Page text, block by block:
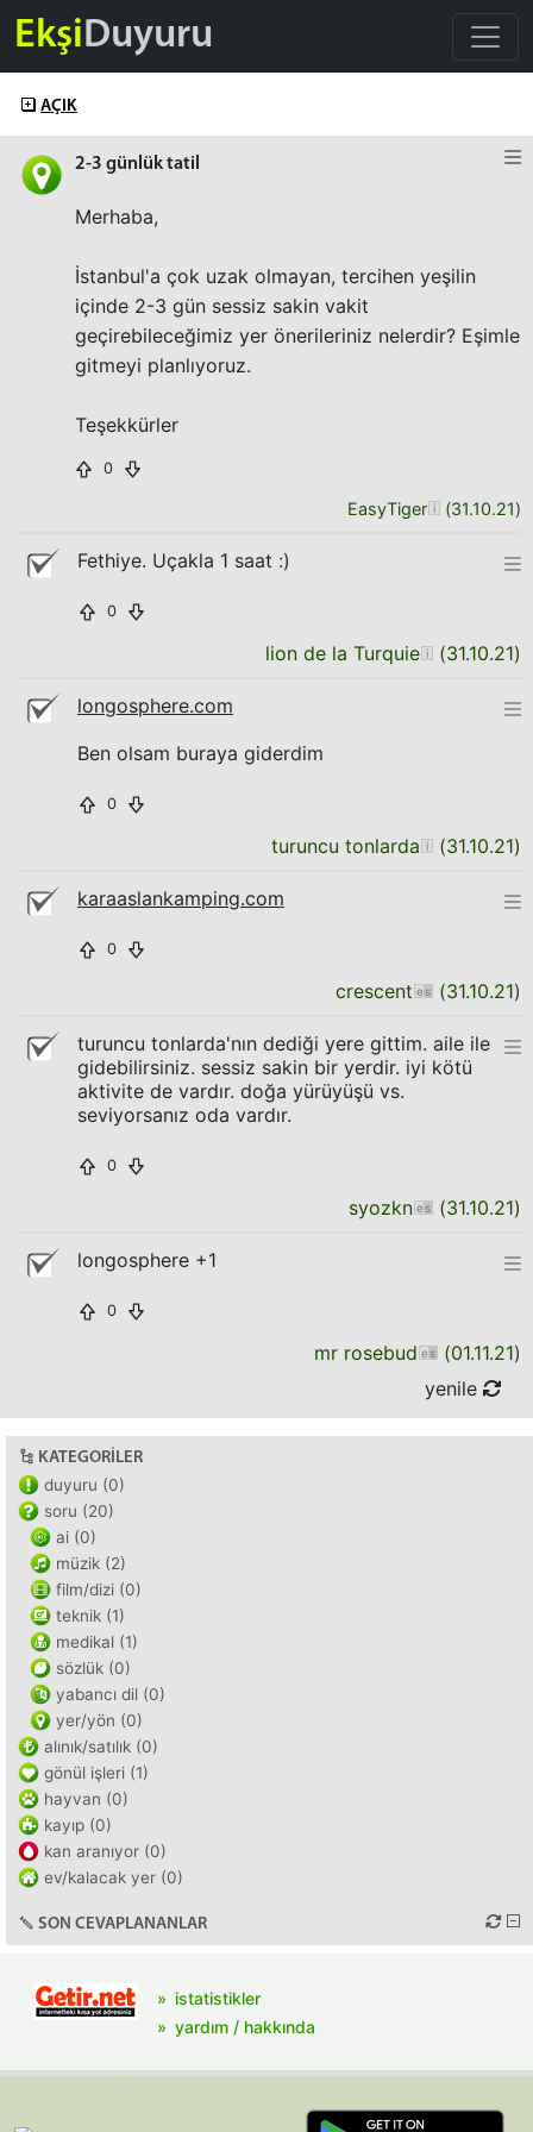
EkşiDuyuru
AÇIK
2-3 günlük tatil
Merhaba,
İstanbul'a çok uzak olmayan, tercihen yeşilin
içinde 2-3 gün sessiz sakin vakit
geçirebileceğimiz yer önerileriniz nelerdir? Eşimle
gitmeyi planlıyoruz.
Teşekkürler
0
EasyTiger (31.10.21)
Fethiye. Uçakla 1 saat :)
0
lion de la Turquie (31.10.21)
longosphere.com
Ben olsam buraya giderdim
0
turuncu tonlarda (31.10.21)
karaaslankamping.com
0
crescent (31.10.21)
turuncu tonlarda'nın dediği yere gittim. aile ile
gidebilirsiniz. sessiz sakin bir yerdir. iyi kötü
aktivite de vardır. doğa yürüyüşü vs.
seviyorsanız oda vardır.
0
syozkn (31.10.21)
longosphere +1
0
mr rosebud (01.11.21)
yenile
KATEGORILER
duyuru (0)
soru (20)
ai (0)
müzik (2)
film/dizi (0)
teknik (1)
medikal (1)
sözlük (0)
yabancı dil (0)
yer/yön (0)
alınık/satılık (0)
gönül işleri (1)
hayvan (0)
kayıp (0)
kan aranıyor (0)
ev/kalacak yer (0)
SON CEVAPLANANLAR
istatistikler
yardım / hakkında